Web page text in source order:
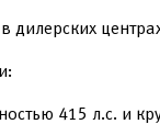
415 л.с. и